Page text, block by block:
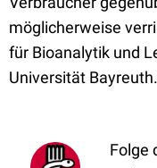
möglicherweise
für Bioanalytik und
Universität Bayreuth.
Folge